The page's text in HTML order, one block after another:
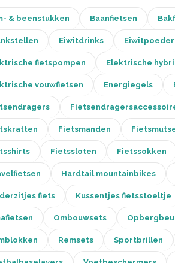
→
& beenstukken Baanfietsen
Eiwitdrinks Eiwitpoeder
fietspompen Elektrische
vouwfietsen Energiegels
Fietsmanden
Fietssloten Fietssokken
Hardtail mountainbikes
fiets Kussentjes fietsstoeltje
Ombouwsets
Remsets Sportbrillen